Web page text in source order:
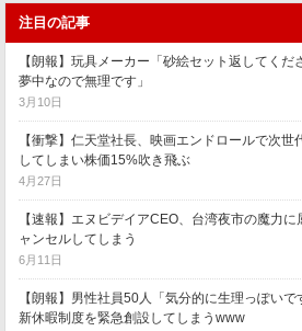
注目の記事
【朗報】玩具メーカー「砂絵セット返してく
夢中なので無理です」
3月10日
【衝撃】仁天堂社長、映画エンドロールで次
してしまい株価15%吹き飛ぶ
4月27日
【速報】エヌビデイアCEO、台湾夜市の魔力
ャンセルしてしまう
6月11日
【朗報】男性社員50人「気分的に生理っぽい
新休暇制度を緊急創設してしまうwww